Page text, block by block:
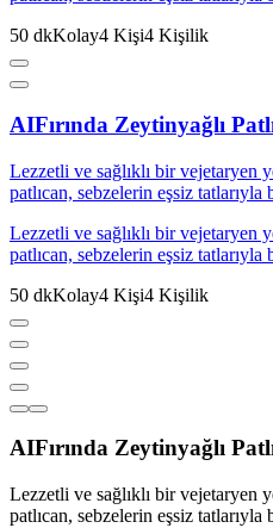
50 dkKolay4 Kişi4 Kişilik
AIFırında Zeytinyağlı
Lezzetli ve sağlıklı bir vejetaryen
patlıcan, sebzelerin eşsiz tatlarıyla
Lezzetli ve sağlıklı bir vejetaryen
patlıcan, sebzelerin eşsiz tatlarıyla
50 dkKolay4 Kişi4 Kişilik
AIFırında Zeytinyağlı
Lezzetli ve sağlıklı bir vejetaryen
patlıcan, sebzelerin eşsiz tatlarıyla